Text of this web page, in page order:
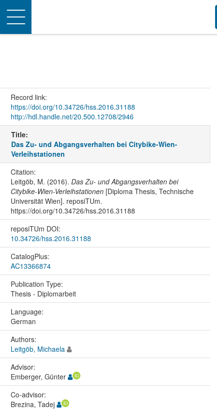
Toggle
navigation
Record link:
https://doi.org/10.34726/hss.2016.31188
http://hdl.handle.net/20.500.12708/2946
Title:
Das Zu- und Abgangsverhalten bei Citybike-Wien-
Verleihstationen
Citation:
Leitgöb, M. (2016). Das Zu- und Abgangsverhalten bei
Citybike-Wien-Verleihstationen[Diploma Thesis, Technische
Universität Wien]. reposiTUm.
https://doi.org/10.34726/hss.2016.31188
reposiTUm DOI:
10.34726/hss.2016.31188
CatalogPlus:
AC13366874
Publication Type:
Thesis - Diplomarbeit
Language:
German
Authors:
Leitgöb, Michaela
Advisor:
Emberger, Günter
Co-advisor:
Brezina, Tadej